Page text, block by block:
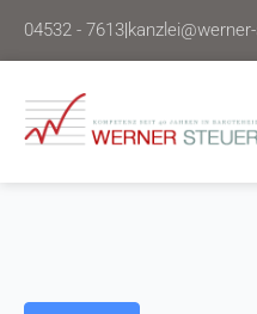
04532 - 7613|